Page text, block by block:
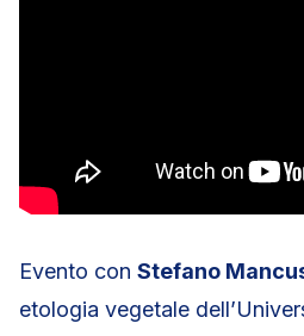
Evento con Stefano
etologia vegetale